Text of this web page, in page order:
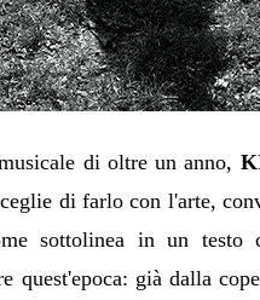
di oltre un anno,
di farlo con l'arte,
sottolinea in un
quest'epoca: già dalla